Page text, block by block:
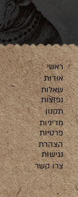
ראשי
אודות
שאלות
נפוצות
תקנון
מדיניות
פרטיות
הצהרת
נגישות
צרו קשר